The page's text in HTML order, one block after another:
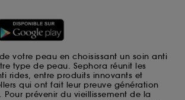
votre peau en choisissant un soin anti
type de peau. Sephora réunit les
rides, entre produits innovants et
qui ont fait leur preuve génération
prévenir du vieillissement de la